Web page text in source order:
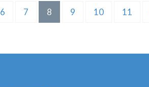
6 7 8 9 10 11